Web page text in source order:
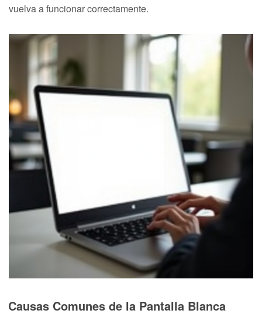
vuelva a funcionar correctamente.
Causas Comunes de la Pantalla Blanca